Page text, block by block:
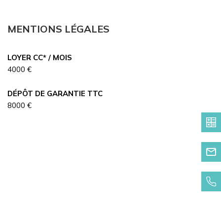
MENTIONS LÉGALES
LOYER CC* / MOIS
4000 €
DÉPÔT DE GARANTIE TTC
8000 €